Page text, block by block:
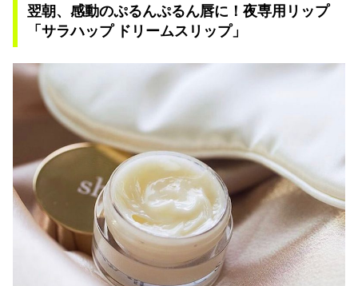
翌朝、感動のぷるんぷるん唇に！夜専用リップ
「サラハップ ドリームスリップ」